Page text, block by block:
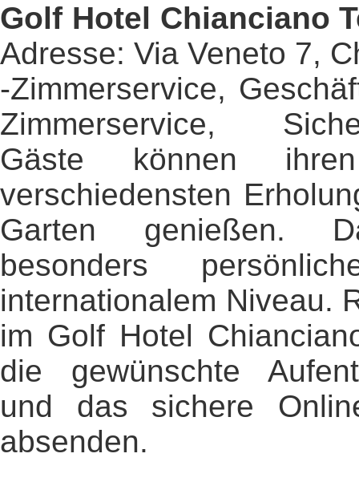
Golf Hotel Chianciano
Adresse: Via Veneto 7,
-Zimmerservice,
Zimmerservice,
Gäste können
verschiedensten
Garten genießen.
besonders
internationalem Niveau.
im Golf Hotel
die gewünschte
und das sichere
absenden.